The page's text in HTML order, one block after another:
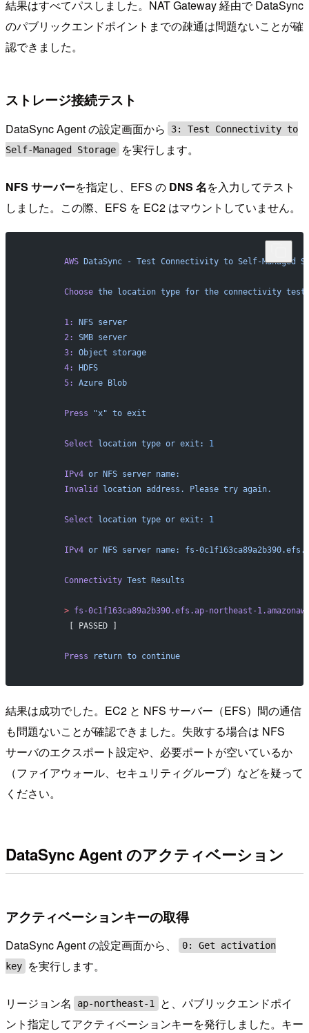
結果はすべてパスしました。NAT Gateway 経由で DataSync
のパブリックエンドポイントまでの疎通は問題ないことが確
認できました。
ストレージ接続テスト
DataSync Agent の設定画面から
3: Test Connectivity to
Self-Managed Storage
を実行します。
NFS サーバーを指定し、EFS の DNS 名を入力してテスト
しました。この際、EFS を EC2 はマウントしていません。
	AWS
DataSync - Test Connectivity to Self-Managed
	Choose
the location type for the connectivity
	1:
NFS server
	2:
SMB server
	3:
Object storage
	4:
HDFS
	5:
Azure Blob
	Press
"x" to exit
	Select
location type or exit: 1
	IPv4
or NFS server name:
	Invalid
location address. Please try again.
	Select
location type or exit: 1
	IPv4
or NFS server name: fs-
	Connectivity
Test Results
	>
fs-0c1f163ca89a2b390.efs.ap-northeast-
	 [ PASSED ]
	Press
return to continue
結果は成功でした。EC2 と NFS サーバー（EFS）間の通信
も問題ないことが確認できました。失敗する場合は NFS
サーバのエクスポート設定や、必要ポートが空いているか
（ファイアウォール、セキュリティグループ）などを疑って
ください。
DataSync Agent のアクティベーション
アクティベーションキーの取得
DataSync Agent の設定画面から、
0: Get activation
key
を実行します。
リージョン名 ap-northeast-1
と、パブリックエンドポイ
ント指定してアクティベーションキーを発行しました。キー